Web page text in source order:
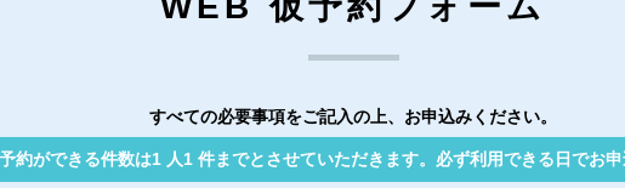
すべての必要事項をご記入の上、お申込みください。
約ができる件数は1 人1 件までとさせていただきます。必ず利用できる日でお